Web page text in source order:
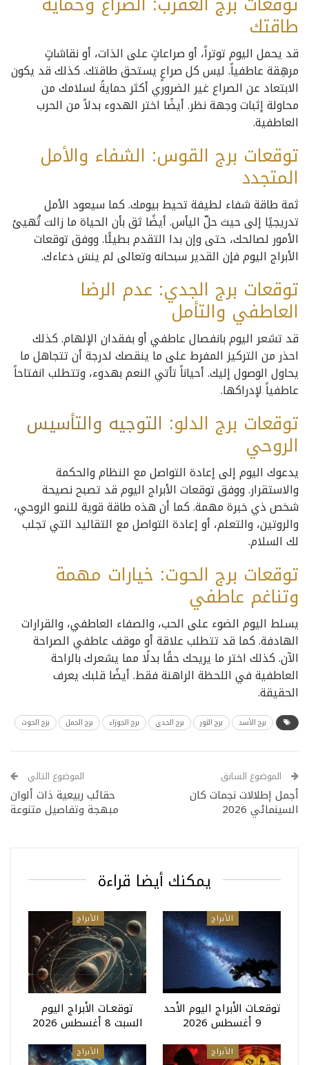
طاقتك
قد يحمل اليوم توتراً، أو صراعاتٍ على الذات، أو نقاشاتٍ
مرهِقة عاطفياً. ليس كل صراعٍ يستحق طاقتك. كذلك قد يكون
الابتعاد عن الصراع غير الضروري أكثر حمايةً لسلامك من
محاولة إثبات وجهة نظر. أيضًا اختر الهدوء بدلاً من الحرب
العاطفية.
توقعات برج القوس: الشفاء والأمل
المتجدد
ثمة طاقة شفاء لطيفة تحيط بيومك. كما سيعود الأمل
تدريجيًا إلى حيث حلّ اليأس. أيضًا ثق بأن الحياة ما زالت تُهيئ
الأمور لصالحك، حتى وإن بدا التقدم بطيئًا. ووفق توقعات
الأبراج اليوم فإن القدير سبحانه وتعالى لم ينسَ دعاءك.
توقعات برج الجدي: عدم الرضا
العاطفي والتأمل
قد تشعر اليوم بانفصال عاطفي أو بفقدان الإلهام. كذلك
احذر من التركيز المفرط على ما ينقصك لدرجة أن تتجاهل ما
يحاول الوصول إليك. أحياناً تأتي النعم بهدوء، وتتطلب انفتاحاً
عاطفياً لإدراكها.
توقعات برج الدلو: التوجيه والتأسيس
الروحي
يدعوك اليوم إلى إعادة التواصل مع النظام والحكمة
والاستقرار. ووفق توقعات الأبراج اليوم قد تصبح نصيحة
شخص ذي خبرة مهمة. كما أن هذه طاقة قوية للنمو الروحي،
والروتين، والتعلم، أو إعادة التواصل مع التقاليد التي تجلب
لك السلام.
توقعات برج الحوت: خيارات مهمة
وتناغم عاطفي
يسلط اليوم الضوء على الحب، والصفاء العاطفي، والقرارات
الهادفة. كما قد تتطلب علاقة أو موقف عاطفي الصراحة
الآن. كذلك اختر ما يريحك حقًا بدلًا مما يشعرك بالراحة
العاطفية في اللحظة الراهنة فقط. أيضًا قلبك يعرف
الحقيقة.
برج الأسد برج الثور برج الجدي برج الجوزاء برج الحمل برج الحوت
الموضوع السابق
أجمل إطلالات نجمات كان
السينمائي 2026
الموضوع التالي
حقائب ربيعية ذات ألوان
مبهجة وتفاصيل متنوعة
يمكنك أيضا قراءة
الأبراج
توقعـات الأبراج اليوم الأحد
9 أغسطس 2026
الأبراج
توقعـات الأبراج اليوم
السبت 8 أغسطس 2026
الأبراج الأبراج